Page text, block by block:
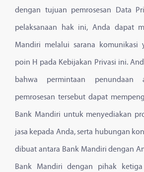
dengan tujuan pemrosesan Data
pelaksanaan hak ini, Anda dapat
Mandiri melalui sarana komunikasi
poin H pada Kebijakan Privasi ini.
bahwa permintaan penundaan
pemrosesan tersebut dapat
Bank Mandiri untuk menyediakan
jasa kepada Anda, serta hubungan
dibuat antara Bank Mandiri dengan
Bank Mandiri dengan pihak